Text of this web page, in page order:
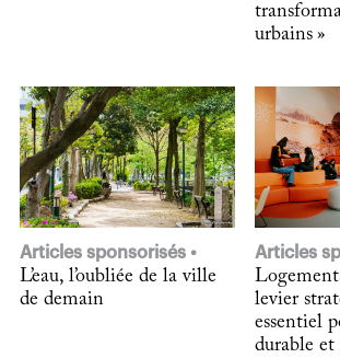
urbains »
Articles sponsorisés
L’eau, l’oubliée de la ville
de demain
Articles
levier
essentiel
durable et